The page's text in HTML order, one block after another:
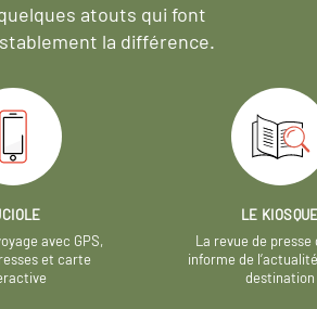
atouts qui font
la différence.
avec GPS,
et carte
LE
La revue de presse
informe de
destination